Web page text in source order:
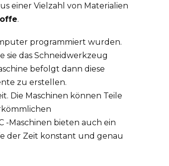
einer Vielzahl von Materialien
.
programmiert wurden.
sie das Schneidwerkzeug
befolgt dann diese
zu erstellen.
Die Maschinen können Teile
-Maschinen bieten auch ein
der Zeit konstant und genau